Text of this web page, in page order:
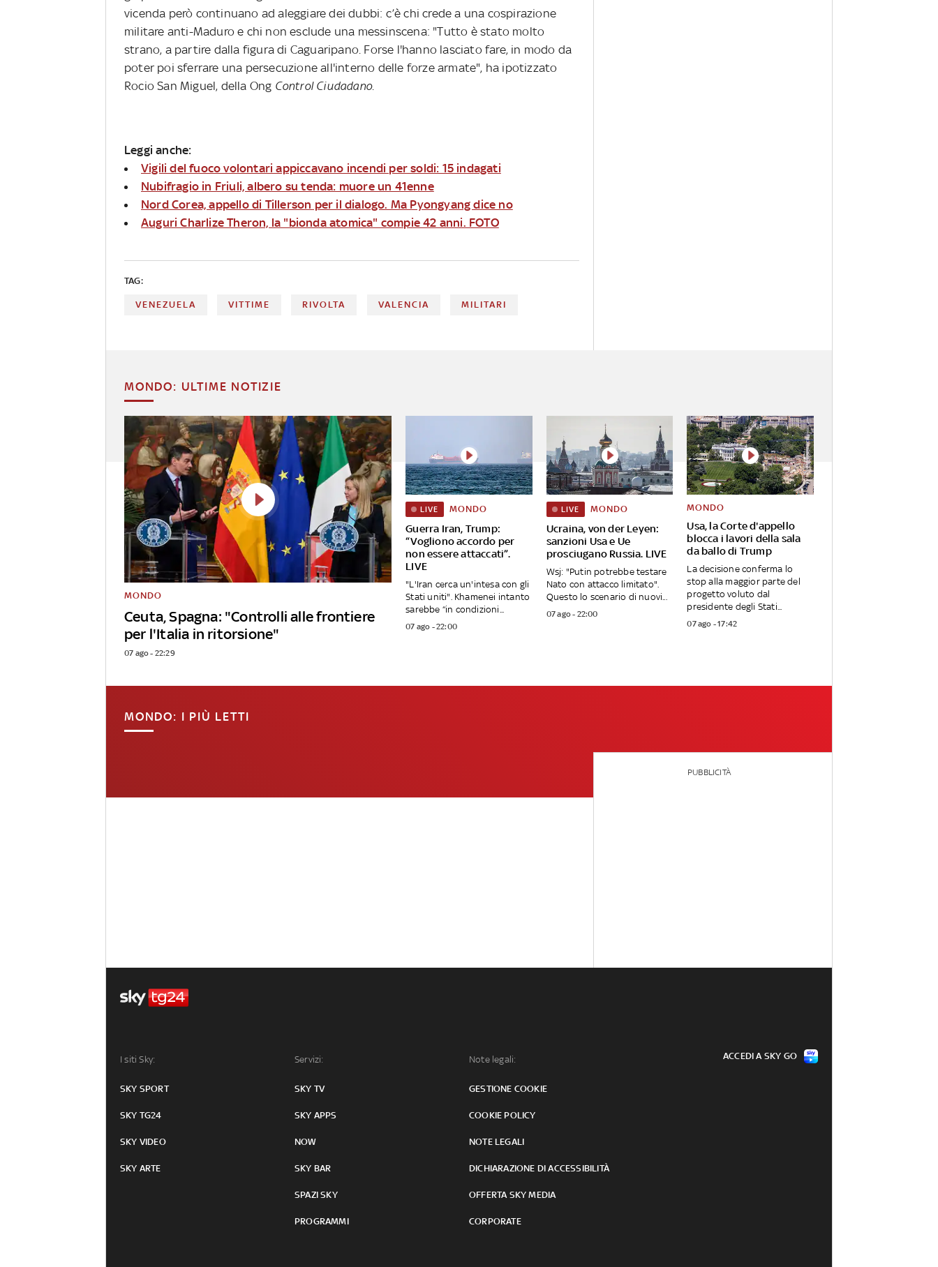
vicenda però continuano ad aleggiare dei dubbi: c’è chi crede a una cospirazione
militare anti-Maduro e chi non esclude una messinscena: "Tutto è stato molto
strano, a partire dalla figura di Caguaripano. Forse l'hanno lasciato fare, in modo da
poter poi sferrare una persecuzione all'interno delle forze armate", ha ipotizzato
Rocio San Miguel, della Ong Control Ciudadano.
Leggi anche:
Vigili del fuoco volontari appiccavano incendi per soldi: 15 indagati
Nubifragio in Friuli, albero su tenda: muore un 41enne
Nord Corea, appello di Tillerson per il dialogo. Ma Pyongyang dice no
Auguri Charlize Theron, la "bionda atomica" compie 42 anni. FOTO
TAG:
VENEZUELA VITTIME RIVOLTA VALENCIA MILITARI
MONDO: ULTIME NOTIZIE
Ceuta, Spagna: "Controlli alle frontiere
per l'Italia in ritorsione"
MONDO
07 ago - 22:29
Guerra Iran, Trump:
“Vogliono accordo per
non essere attaccati”.
LIVE
LIVE MONDO
"L'Iran cerca un'intesa con gli
Stati uniti". Khamenei intanto
sarebbe “in condizioni...
07 ago - 22:00
Ucraina, von der Leyen:
sanzioni Usa e Ue
prosciugano Russia. LIVE
LIVE MONDO
Wsj: "Putin potrebbe testare
Nato con attacco limitato".
Questo lo scenario di nuovi...
07 ago - 22:00
Usa, la Corte d'appello
blocca i lavori della sala
da ballo di Trump
MONDO
La decisione conferma lo
stop alla maggior parte del
progetto voluto dal
presidente degli Stati...
07 ago - 17:42
MONDO: I PIÙ LETTI
PUBBLICITÀ
I siti Sky:
SKY SPORT
SKY TG24
SKY VIDEO
SKY ARTE
Servizi:
SKY TV
SKY APPS
NOW
SKY BAR
SPAZI SKY
PROGRAMMI
Note legali:
GESTIONE COOKIE
COOKIE POLICY
NOTE LEGALI
DICHIARAZIONE DI ACCESSIBILITÀ
OFFERTA SKY MEDIA
CORPORATE
ACCEDI A SKY GO